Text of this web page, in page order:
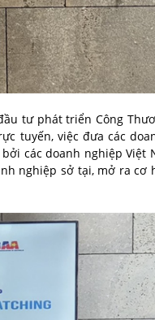
tư phát triển Công
tuyến, việc đưa các
các doanh nghiệp Việt
nghiệp sở tại, mở ra cơ